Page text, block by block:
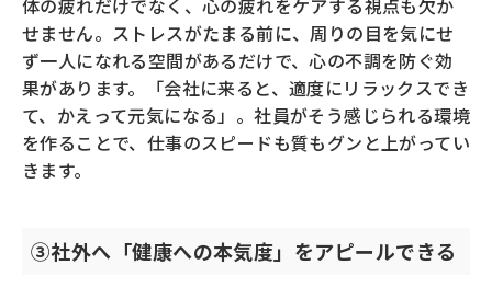
せません。ストレスがたまる前に、周りの目を気にせ
ず一人になれる空間があるだけで、心の不調を防ぐ効
果があります。「会社に来ると、適度にリラックスでき
て、かえって元気になる」。社員がそう感じられる環境
を作ることで、仕事のスピードも質もグンと上がってい
きます。
③社外へ「健康への本気度」をアピールできる